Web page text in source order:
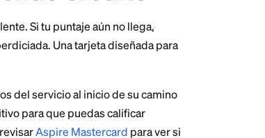
Sus créditos de hotel y restaurantes
por sí solos, y con la cuota exenta, los
es el raro caso en que las tarjetas más
de cuota aplican mientras estés